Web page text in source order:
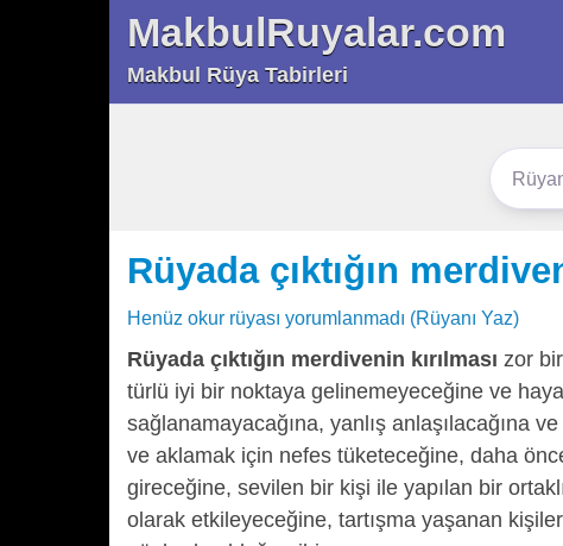
MakbulRuyalar.com
Makbul Rüya Tabirleri
Rüyada çıktığın
Henüz okur rüyası yorumlanmadı (Rüyanı Yaz)
Rüyada çıktığın merdivenin kırılması zor
türlü iyi bir noktaya gelinemeyeceğine ve
sağlanamayacağına, yanlış anlaşılacağına
ve aklamak için nefes tüketeceğine, daha
gireceğine, sevilen bir kişi ile yapılan bir
olarak etkileyeceğine, tartışma yaşanan